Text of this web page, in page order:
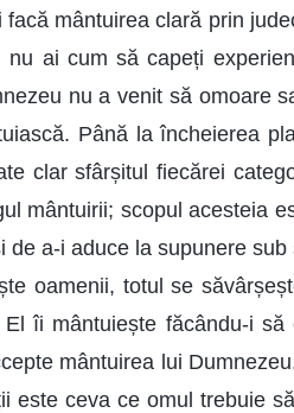
mântuirea clară prin
nu ai cum să capeți
nu a venit să omoare
Până la încheierea
clar sfârșitul fiecărei
mântuirii; scopul acesteia
de a-i aduce la supunere
oamenii, totul se
îi mântuiește făcându-i
mântuirea lui
este ceva ce omul trebuie